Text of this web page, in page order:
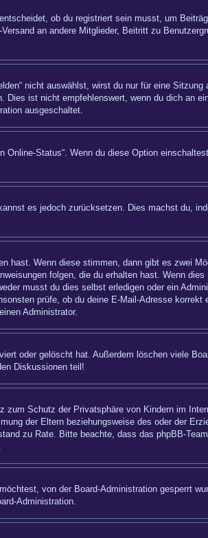
ob du registriert sein musst, um
an andere Mitglieder, Beitritt zu
nicht auswählst, wirst du nur für eine
ist nicht empfehlenswert, wenn du dich an
ausgeschaltet.
Status“. Wenn du diese Option
es jedoch zurücksetzen. Dies machst du,
hast. Wenn diese stimmen, dann gibt es zwei
folgen, die du erhalten hast. Wenn
musst du dies selbst erledigen oder ein
prüfe, ob du deine E-Mail-Adresse
Administrator.
oder gelöscht hat. Außerdem löschen viele
Diskussionen teil!
Schutz der Privatsphäre von Kindern im
der Eltern beziehungsweise des oder der
zu Rate. Bitte beachte, dass das phpBB-
von der Board-Administration gesperrt
Administration.